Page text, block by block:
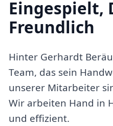
Eingespielt,
Freundlich
Hinter Gerhardt
Team, das sein
unserer Mitarbeiter
Wir arbeiten Hand in
und effizient.